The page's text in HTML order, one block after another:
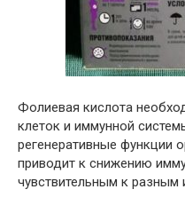
Фолиевая кислота
клеток и иммунной
регенеративные функции
приводит к снижению
чувствительным к разным